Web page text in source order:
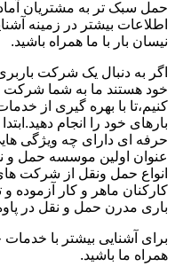
حمل سبک تر به مشتریان
اطلاعات بیشتر در زمینه
نیسان بار با ما همراه باشید.
اگر به دنبال یک شرکت
خود هستند ما به شما شرکت
کنیم،تا با بهره گیری از
بارهای خود را انجام
حرفه ای دارای چه ویژگی
عنوان اولین موسسه حمل و
انواع حمل ونقل از شرکت
کارکنان ماهر و کار آزموده
باری مدرن حمل و نقل در
برای آشنایی بیشتر با خدمات
همراه ما باشید.